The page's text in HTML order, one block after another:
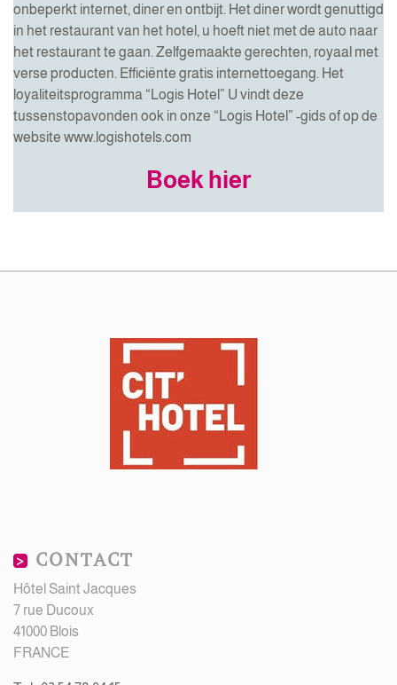
onbeperkt internet, diner en ontbijt. Het diner wordt genuttigd
in het restaurant van het hotel, u hoeft niet met de auto naar
het restaurant te gaan. Zelfgemaakte gerechten, royaal met
verse producten. Efficiënte gratis internettoegang. Het
loyaliteitsprogramma “Logis Hotel” U vindt deze
tussenstopavonden ook in onze “Logis Hotel” -gids of op de
website www.logishotels.com
Boek hier
CONTACT
Hôtel Saint Jacques
7 rue Ducoux
41000 Blois
FRANCE